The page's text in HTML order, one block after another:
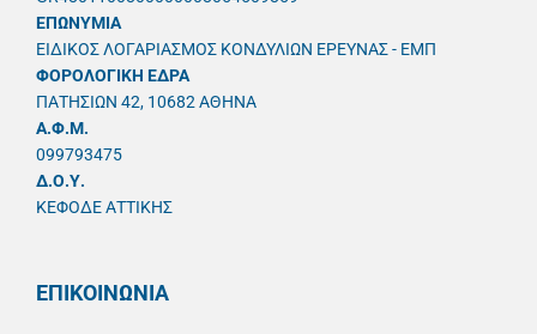
ΕΠΩΝΥΜΙΑ
ΕΙΔΙΚΟΣ ΛΟΓΑΡΙΑΣΜΟΣ ΚΟΝΔΥΛΙΩΝ ΕΡΕΥΝΑΣ - ΕΜΠ
ΦΟΡΟΛΟΓΙΚΗ ΕΔΡΑ
ΠΑΤΗΣΙΩΝ 42, 10682 ΑΘΗΝΑ
A.Φ.Μ.
099793475
Δ.Ο.Υ.
ΚΕΦΟΔΕ ΑΤΤΙΚΗΣ
ΕΠΙΚΟΙΝΩΝΙΑ